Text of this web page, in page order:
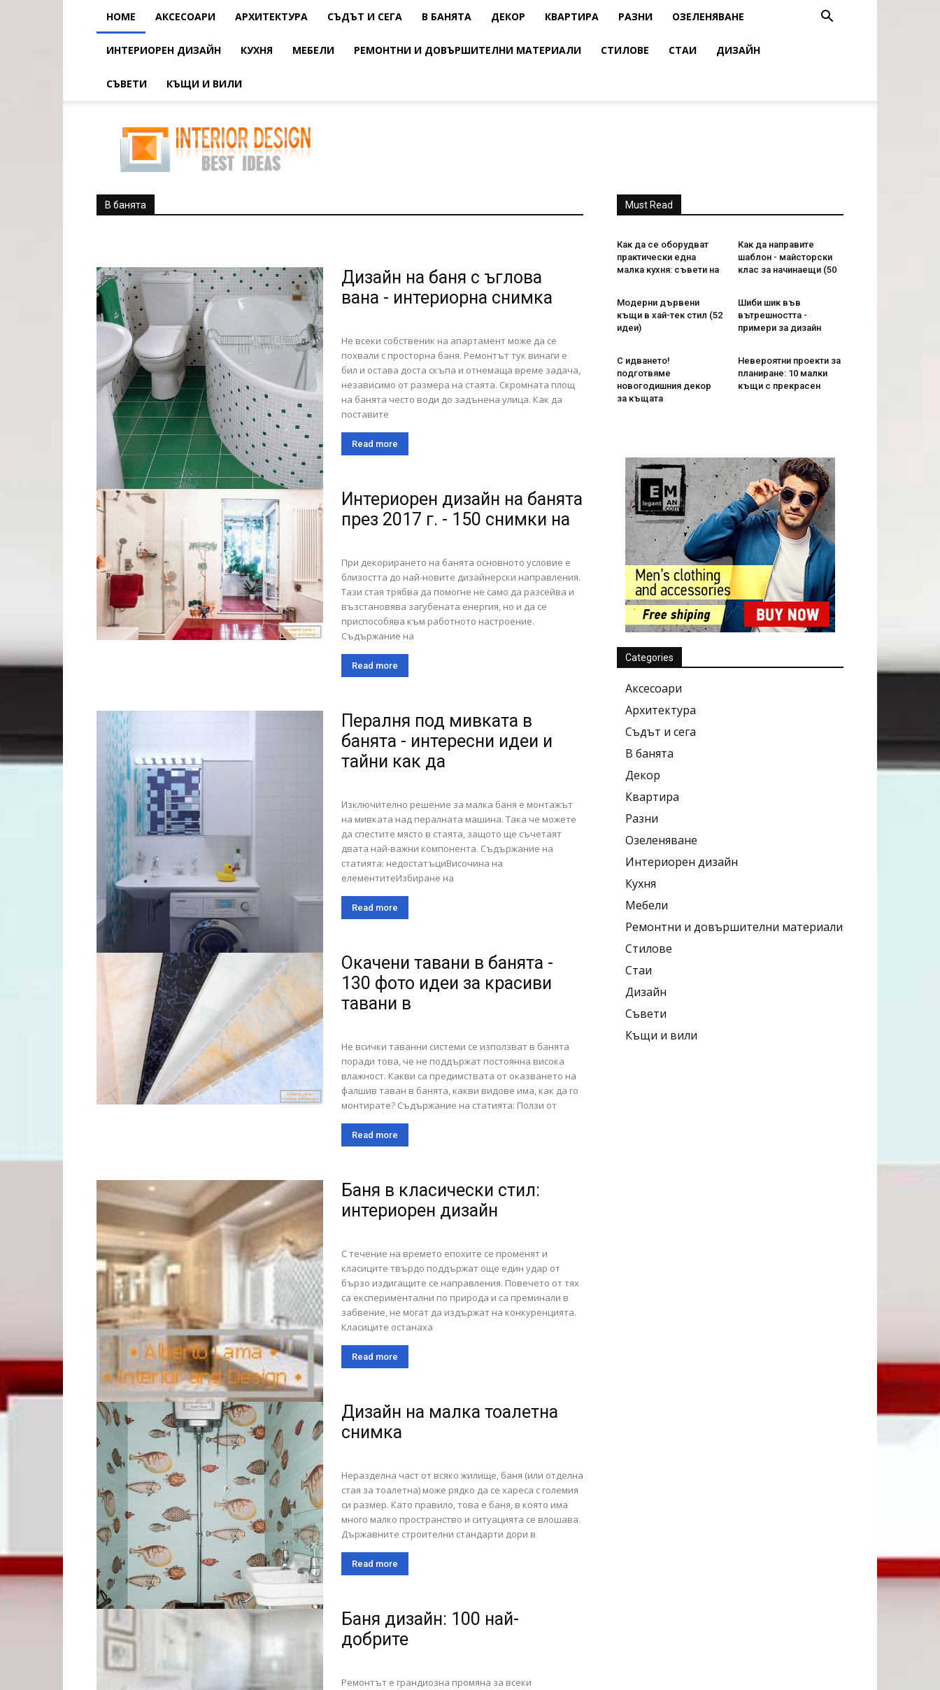
HOME АКСЕСОАРИ АРХИТЕКТУРА СЪДЪТ И СЕГА В БАНЯТА ДЕКОР КВАРТИРА РАЗНИ ОЗЕЛЕНЯВАНЕ
ИНТЕРИОРЕН ДИЗАЙН КУХНЯ МЕБЕЛИ РЕМОНТНИ И ДОВЪРШИТЕЛНИ МАТЕРИАЛИ СТИЛОВЕ СТАИ ДИЗАЙН
СЪВЕТИ КЪЩИ И ВИЛИ
банята
В банята
Дизайн на баня с ъглова
вана - интериорна снимка
Не всеки собственик на апартамент може да се
похвали с просторна баня. Ремонтът тук винаги е
бил и остава доста скъпа и отнемаща време задача,
независимо от размера на стаята. Скромната площ
на банята често води до задънена улица. Как да
поставите
Read more
Интериорен дизайн на банята
през 2017 г. - 150 снимки на
При декорирането на банята основното условие е
близостта до най-новите дизайнерски направления.
Тази стая трябва да помогне не само да разсейва и
възстановява загубената енергия, но и да се
приспособява към работното настроение.
Съдържание на
Read more
Пералня под мивката в
банята - интересни идеи и
тайни как да
Изключително решение за малка баня е монтажът
на мивката над пералната машина. Така че можете
да спестите място в стаята, защото ще съчетаят
двата най-важни компонента. Съдържание на
статията: недостатъциВисочина на
елементитеИзбиране на
Read more
Окачени тавани в банята -
130 фото идеи за красиви
тавани в
Не всички таванни системи се използват в банята
поради това, че не поддържат постоянна висока
влажност. Какви са предимствата от оказването на
фалшив таван в банята, какви видове има, как да го
монтирате? Съдържание на статията: Ползи от
Read more
Баня в класически стил:
интериорен дизайн
С течение на времето епохите се променят и
класиците твърдо поддържат още един удар от
бързо издигащите се направления. Повечето от тях
са експериментални по природа и са преминали в
забвение, не могат да издържат на конкуренцията.
Класиците останаха
Read more
Дизайн на малка тоалетна
снимка
Неразделна част от всяко жилище, баня (или отделна
стая за тоалетна) може рядко да се хареса с големия
си размер. Като правило, това е баня, в която има
много малко пространство и ситуацията се влошава.
Държавните строителни стандарти дори в
Read more
Баня дизайн: 100 най-
добрите
Ремонтът е грандиозна промяна за всеки
Must Read
Как да се оборудват
практически една
малка кухня: съвети на
Как да направите
шаблон - майсторски
клас за начинаещи (50
Модерни дървени
къщи в хай-тек стил (52
идеи)
Шиби шик във
вътрешността -
примери за дизайн
С идването!
подготвяме
новогодишния декор
за къщата
Невероятни проекти за
планиране: 10 малки
къщи с прекрасен
Categories
Аксесоари
Архитектура
Съдът и сега
В банята
Декор
Квартира
Разни
Озеленяване
Интериорен дизайн
Кухня
Мебели
Ремонтни и довършителни материали
Стилове
Стаи
Дизайн
Съвети
Къщи и вили